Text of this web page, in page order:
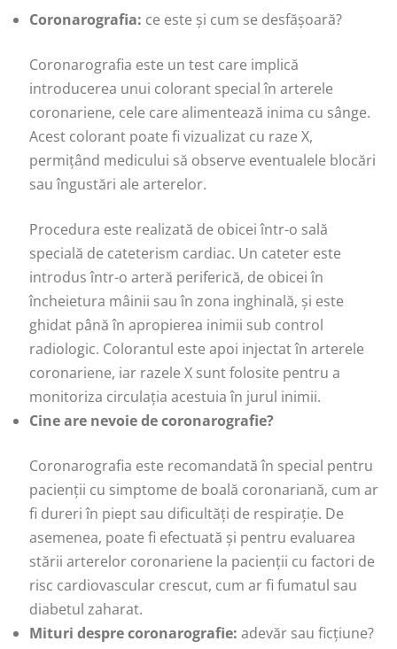
Coronarografia: ce este și cum se desfășoară?
Coronarografia este un test care implică
introducerea unui colorant special în arterele
coronariene, cele care alimentează inima cu sânge.
Acest colorant poate fi vizualizat cu raze X,
permițând medicului să observe eventualele blocări
sau îngustări ale arterelor.
Procedura este realizată de obicei într-o sală
specială de cateterism cardiac. Un cateter este
introdus într-o arteră periferică, de obicei în
încheietura mâinii sau în zona inghinală, și este
ghidat până în apropierea inimii sub control
radiologic. Colorantul este apoi injectat în arterele
coronariene, iar razele X sunt folosite pentru a
monitoriza circulația acestuia în jurul inimii.
Cine are nevoie de coronarografie?
Coronarografia este recomandată în special pentru
pacienții cu simptome de boală coronariană, cum ar
fi dureri în piept sau dificultăți de respirație. De
asemenea, poate fi efectuată și pentru evaluarea
stării arterelor coronariene la pacienții cu factori de
risc cardiovascular crescut, cum ar fi fumatul sau
diabetul zaharat.
Mituri despre coronarografie: adevăr sau ficțiune?